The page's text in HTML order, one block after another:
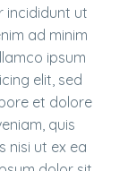
incididunt ut
ad minim
ipsum
elit, sed
et dolore
quis
nisi ut ex ea